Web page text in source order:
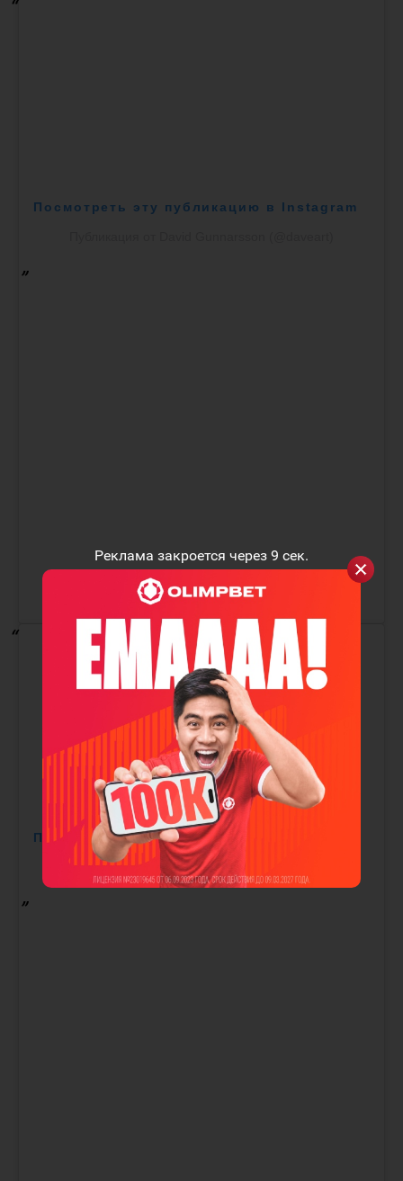
Реклама закроется через 9 сек.
Посмотреть эту публикацию в Instagram
Посмотреть эту публикацию в Instagram
Публикация от David Gunnarsson (@daveart)